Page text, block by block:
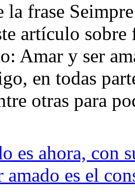
la frase
artículo sobre
Amar y ser
en todas
otras para
es ahora, con
amado es el